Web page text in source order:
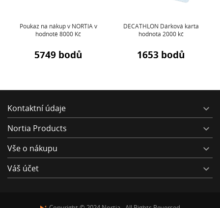
Poukaz na nákup v NORTIA v
hodnotě 8000 Kč
5749 bodů
DECATHLON Dárková karta
hodnota 2000 kč
1653 bodů
Kontaktní údaje 
Nortia Products 
Vše o nákupu 
Váš účet 